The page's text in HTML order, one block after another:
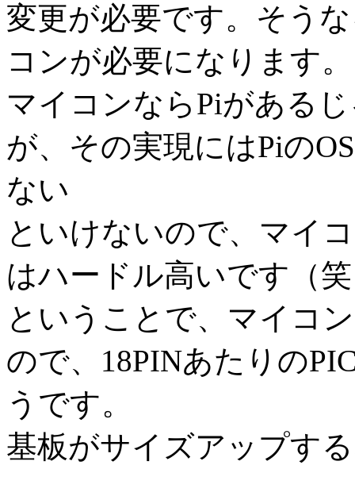
変更が必要です。そう
コンが必要になります。
マイコンならPiがある
が、その実現にはPiの
ない
といけないので、マイ
はハードル高いです（
ということで、マイコ
ので、18PINあたりの
うです。
基板がサイズアップす